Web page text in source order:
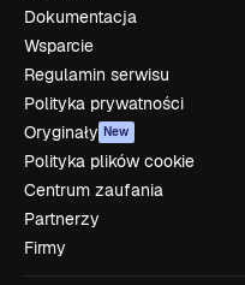
Dokumentacja
Wsparcie
Regulamin serwisu
Polityka prywatności
Oryginały New
Polityka plików cookie
Centrum zaufania
Partnerzy
Firmy